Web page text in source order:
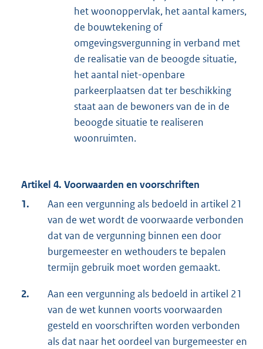
het woonoppervlak, het aantal kamers,
de bouwtekening of
omgevingsvergunning in verband met
de realisatie van de beoogde situatie,
het aantal niet-openbare
parkeerplaatsen dat ter beschikking
staat aan de bewoners van de in de
beoogde situatie te realiseren
woonruimten.
Artikel 4. Voorwaarden en voorschriften
1.
Aan een vergunning als bedoeld in artikel 21
van de wet wordt de voorwaarde verbonden
dat van de vergunning binnen een door
burgemeester en wethouders te bepalen
termijn gebruik moet worden gemaakt.
2.
Aan een vergunning als bedoeld in artikel 21
van de wet kunnen voorts voorwaarden
gesteld en voorschriften worden verbonden
als dat naar het oordeel van burgemeester en